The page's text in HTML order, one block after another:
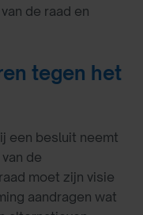
de raad en
tegen het
een besluit neemt
de
moet zijn visie
aandragen wat